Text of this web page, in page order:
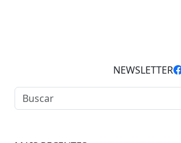
NEWSLETTER